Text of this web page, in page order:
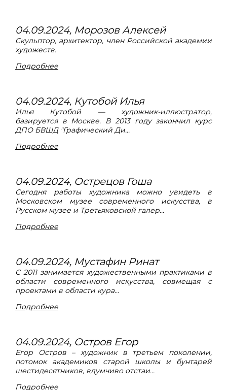
04.09.2024, Морозов Алексей
Скульптор, архитектор, член Российской академии
художеств.
Подробнее
04.09.2024, Кутобой Илья
Илья Кутобой — художник-иллюстратор,
базируется в Москве. В 2013 году закончил курс
ДПО БВШД "Графический Ди...
Подробнее
04.09.2024, Острецов Гоша
Сегодня работы художника можно увидеть в
Московском музее современного искусства, в
Русском музее и Третьяковской галер...
Подробнее
04.09.2024, Мустафин Ринат
С 2011 занимается художественными практиками в
области современного искусства, совмещая с
проектами в области кура...
Подробнее
04.09.2024, Остров Егор
Егор Остров – художник в третьем поколении,
потомок академиков старой школы и бунтарей
шестидесятников, вдумчиво отстаи...
Подробнее